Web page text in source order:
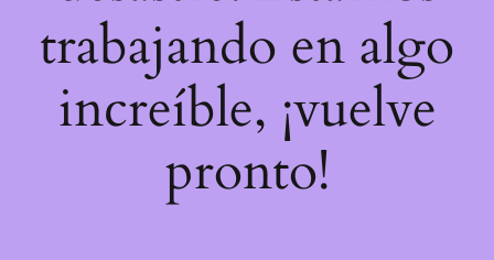
trabajando en algo
increíble, ¡vuelve
pronto!